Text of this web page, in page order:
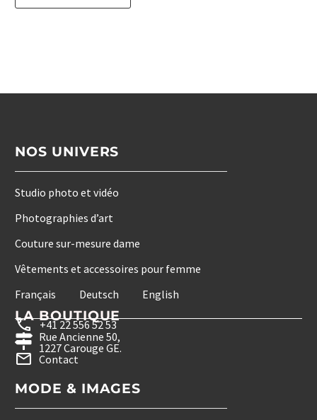
NOS UNIVERS
Studio photo et vidéo
Photographies d’art
Couture sur-mesure dame
Vêtements et accessoires pour femme
Français
Deutsch English
LA BOUTIQUE
+41 22 556 52 53
Rue Ancienne 50,
1227 Carouge GE.
Contact
MODE & IMAGES